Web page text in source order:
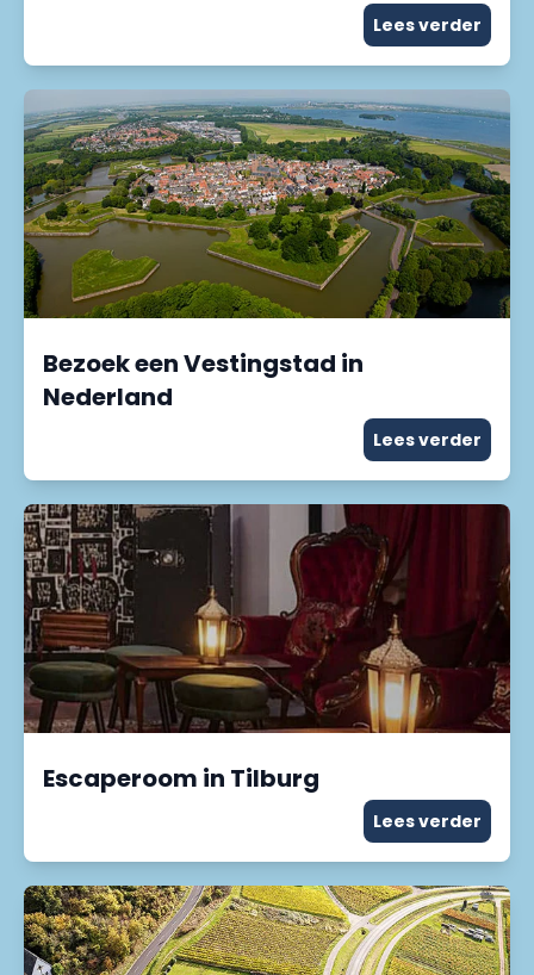
Lees verder
Bezoek een Vestingstad in
Nederland
Lees verder
Escaperoom in Tilburg
Lees verder